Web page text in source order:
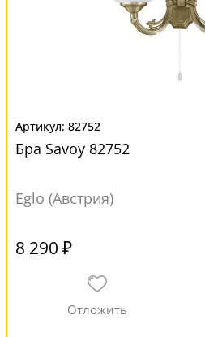
82752
Бра Savoy 82752
Eglo (Австрия)
8 290 ₽